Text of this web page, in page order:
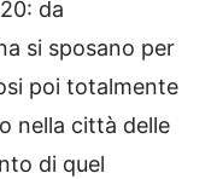
da
si sposano per
poi totalmente
nella città delle
di quel